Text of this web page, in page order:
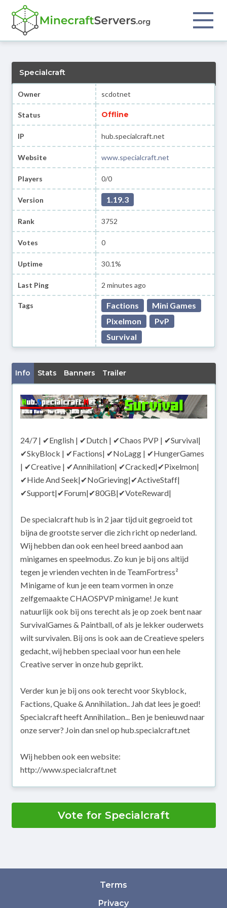
Specialcraft
Owner scdotnet
Status Offline
IP hub.specialcraft.net
Website www.specialcraft.net
Players 0/0
Version 1.19.3
Rank 3752
Votes 0
Uptime 30.1%
Last Ping 2 minutes ago
Tags Factions
Mini Games
Pixelmon
PvP
Survival
Info Stats Banners Trailer
24/7 | ✔English | ✔Dutch | ✔Chaos PVP | ✔Survival|
✔SkyBlock | ✔Factions| ✔NoLagg | ✔HungerGames
| ✔Creative | ✔Annihilation| ✔Cracked|✔Pixelmon|
✔Hide And Seek|✔NoGrieving|✔ActiveStaff|
✔Support|✔Forum|✔80GB|✔VoteReward|
De specialcraft hub is in 2 jaar tijd uit gegroeid tot
bijna de grootste server die zich richt op nederland.
Wij hebben dan ook een heel breed aanbod aan
minigames en speelmodus. Zo kun je bij ons altijd
tegen je vrienden vechten in de TeamFortress²
Minigame of kun je een team vormen in onze
zelfgemaakte CHAOSPVP minigame! Je kunt
natuurlijk ook bij ons terecht als je op zoek bent naar
SurvivalGames & Paintball, of als je lekker ouderwets
wilt survivalen. Bij ons is ook aan de Creatieve spelers
gedacht, wij hebben speciaal voor hun een hele
Creative server in onze hub geprikt.
Verder kun je bij ons ook terecht voor Skyblock,
Factions, Quake & Annihilation.. Jah dat lees je goed!
Specialcraft heeft Annihilation... Ben je benieuwd naar
onze server? Join dan snel op hub.specialcraft.net
Wij hebben ook een website:
http://www.specialcraft.net
Vote for Specialcraft
Terms
Privacy